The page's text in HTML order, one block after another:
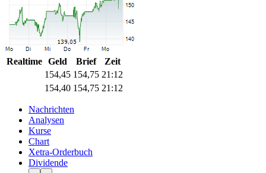
Realtime Geld Brief
Zeit
154,45 154,75 21:12
154,40 154,75 21:12
Nachrichten
Analysen
Kurse
Chart
Xetra-Orderbuch
Dividende